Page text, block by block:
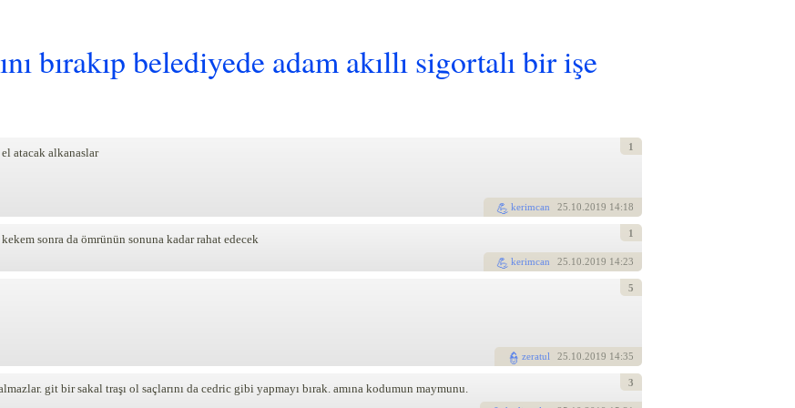
bırakıp belediyede adam akıllı sigortalı bir işe
atacak alkanaslar
kerimcan 25 .10.2019 14:18
1
sonra da ömrünün sonuna kadar rahat edecek
kerimcan 25 .10.2019 14:23
1
zeratul 25 .10.2019 14:35
5
git bir sakal traşı ol saçlarını da cedric gibi yapmayı bırak. amına kodumun maymunu. 3